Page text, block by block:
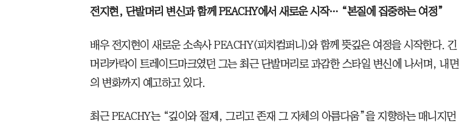
전지현, 단발머리 변신과 함께 PEACHY에서 새로운 시작… “본질에 집중하는 여정”
배우 전지현이 새로운 소속사 PEACHY(피치컴퍼니)와 함께 뜻깊은 여정을 시작한다. 긴
머리카락이 트레이드마크였던 그는 최근 단발머리로 과감한 스타일 변신에 나서며, 내면
의 변화까지 예고하고 있다.
최근 PEACHY는 “깊이와 절제, 그리고 존재 그 자체의 아름다움”을 지향하는 매니지먼